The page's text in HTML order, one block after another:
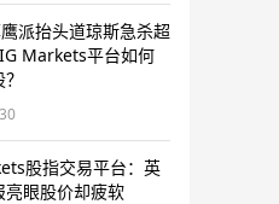
派抬头道琼斯急杀超
Markets平台如何
股指交易平台：英
亮眼股价却疲软